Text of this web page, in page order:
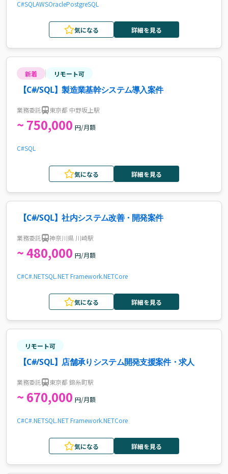
C#SQL AWSOraclePostgreSQL
気になる 詳細を見る
新着 リモート可
【C#/SQL】製造業基幹システム導入案件
業務委託 東京都 中野坂上駅
~ 750,000 円/月額
C#SQL
気になる 詳細を見る
【C#/SQL】社内システム改善・開発案件
業務委託 神奈川県 川崎駅
~ 480,000 円/月額
C#C#.NETSQL .NET Framework.NETCore
気になる 詳細を見る
リモート可
【C#/SQL】店舗承りシステム開発支援案件・求人
業務委託 東京都 錦糸町駅
~ 670,000 円/月額
C#C#.NETSQL .NET Framework.NETCore
気になる 詳細を見る